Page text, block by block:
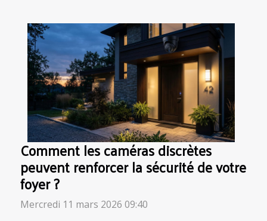
Comment les caméras discrètes
peuvent renforcer la sécurité de votre
foyer ?
Mercredi 11 mars 2026 09:40